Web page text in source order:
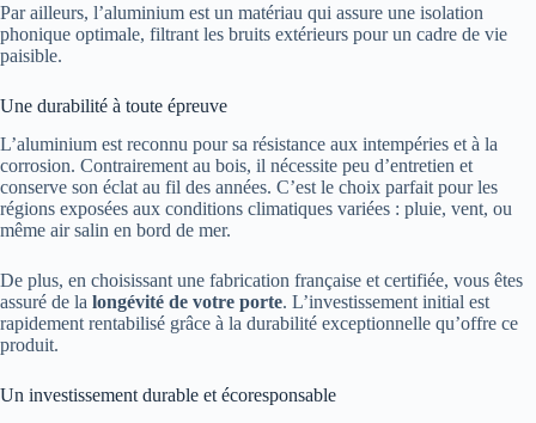
Par ailleurs, l’aluminium est un matériau qui assure une isolation
phonique optimale, filtrant les bruits extérieurs pour un cadre de vie
paisible.
Une durabilité à toute épreuve
L’aluminium est reconnu pour sa résistance aux intempéries et à la
corrosion. Contrairement au bois, il nécessite peu d’entretien et
conserve son éclat au fil des années. C’est le choix parfait pour les
régions exposées aux conditions climatiques variées : pluie, vent, ou
même air salin en bord de mer.
De plus, en choisissant une fabrication française et certifiée, vous êtes
assuré de la longévité de votre porte. L’investissement initial est
rapidement rentabilisé grâce à la durabilité exceptionnelle qu’offre ce
produit.
Un investissement durable et écoresponsable